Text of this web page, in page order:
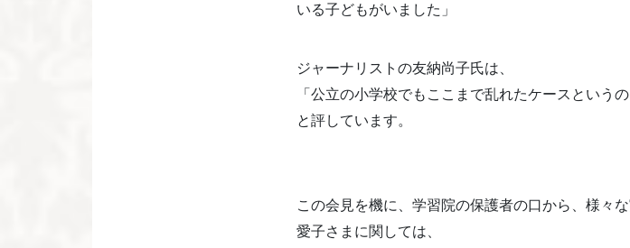
いる子どもがいました」
ジャーナリストの友納尚子氏は、
「公立の小学校でもここまで乱れたケースという
と評しています。
この会見を機に、学習院の保護者の口から、様々
愛子さまに関しては、